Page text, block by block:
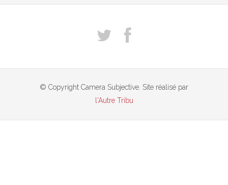
© Copyright Camera Subjective. Site réalisé par
l'Autre Tribu